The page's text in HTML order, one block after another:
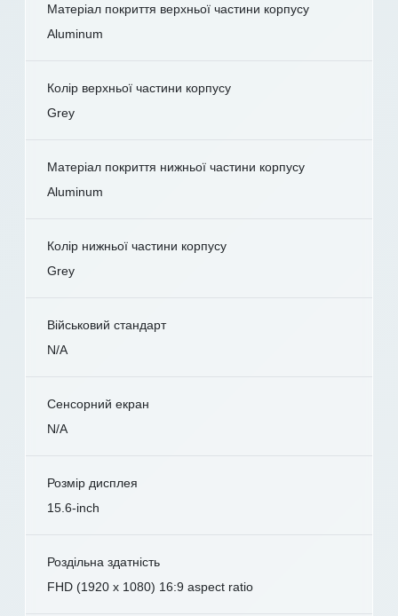
Матеріал покриття верхньої частини корпусу
Aluminum
Колір верхньої частини корпусу
Grey
Матеріал покриття нижньої частини корпусу
Aluminum
Колір нижньої частини корпусу
Grey
Військовий стандарт
N/A
Сенсорний екран
N/A
Розмір дисплея
15.6-inch
Роздільна здатність
FHD (1920 x 1080) 16:9 aspect ratio